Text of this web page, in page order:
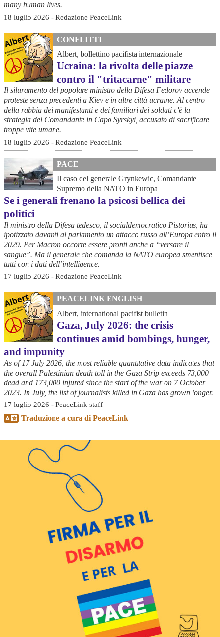
many human lives.
18 luglio 2026 - Redazione PeaceLink
CONFLITTI
Albert, bollettino pacifista internazionale
Ucraina: la rivolta delle piazze
contro il "tritacarne" militare
Il siluramento del popolare ministro della Difesa Fedorov accende
proteste senza precedenti a Kiev e in altre città ucraine. Al centro
della rabbia dei manifestanti e dei familiari dei soldati c'è la
strategia del Comandante in Capo Syrskyi, accusato di sacrificare
troppe vite umane.
18 luglio 2026 - Redazione PeaceLink
PACE
Il caso del generale Grynkewic, Comandante
Supremo della NATO in Europa
Se i generali frenano la psicosi bellica dei
politici
Il ministro della Difesa tedesco, il socialdemocratico Pistorius, ha
ipotizzato davanti al parlamento un attacco russo all’Europa entro il
2029. Per Macron occorre essere pronti anche a “versare il
sangue”. Ma il generale che comanda la NATO europea smentisce
tutti con i dati dell’intelligence.
17 luglio 2026 - Redazione PeaceLink
PEACELINK ENGLISH
Albert, international pacifist bulletin
Gaza, July 2026: the crisis
continues amid bombings, hunger,
and impunity
As of 17 July 2026, the most reliable quantitative data indicates that
the overall Palestinian death toll in the Gaza Strip exceeds 73,000
dead and 173,000 injured since the start of the war on 7 October
2023. In July, the list of journalists killed in Gaza has grown longer.
17 luglio 2026 - PeaceLink staff
Traduzione a cura di PeaceLink